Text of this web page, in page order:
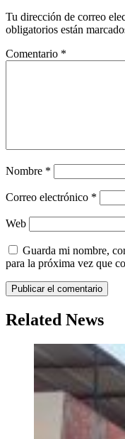
Tu dirección de correo
obligatorios están
Comentario *
Nombre *
Correo electrónico *
Web
Guarda mi nombre,
para la próxima vez que
Related News